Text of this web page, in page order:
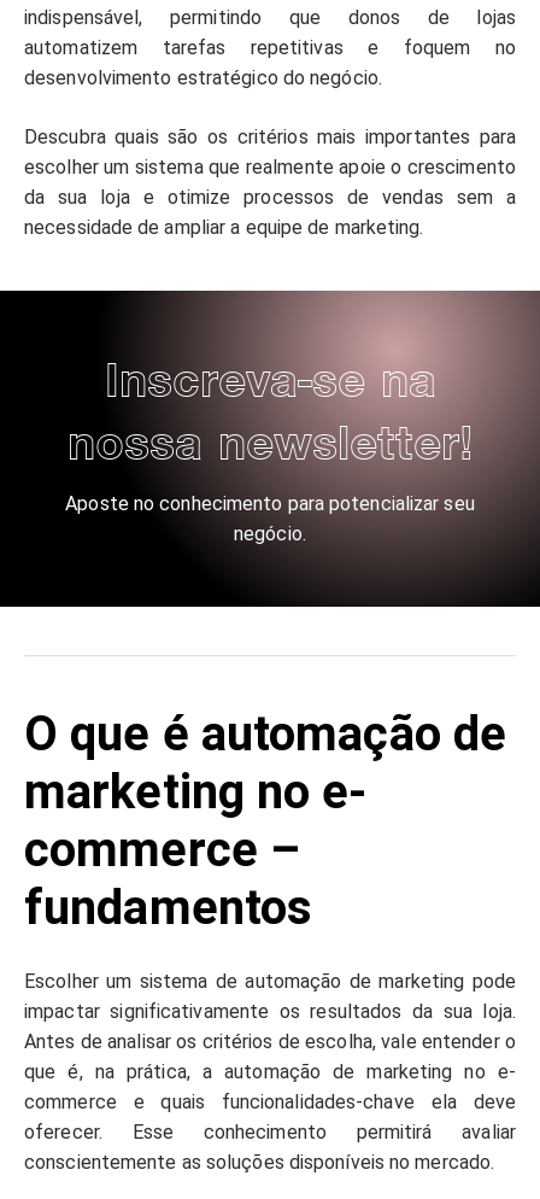
indispensável, permitindo que donos de lojas
automatizem tarefas repetitivas e foquem no
desenvolvimento estratégico do negócio.
Descubra quais são os critérios mais importantes para
escolher um sistema que realmente apoie o crescimento
da sua loja e otimize processos de vendas sem a
necessidade de ampliar a equipe de marketing.
Inscreva-se na
nossa newsletter!
Aposte no conhecimento para potencializar seu
negócio.
O que é automação de
marketing no e-
commerce –
fundamentos
Escolher um sistema de automação de marketing pode
impactar significativamente os resultados da sua loja.
Antes de analisar os critérios de escolha, vale entender o
que é, na prática, a automação de marketing no e-
commerce e quais funcionalidades-chave ela deve
oferecer. Esse conhecimento permitirá avaliar
conscientemente as soluções disponíveis no mercado.